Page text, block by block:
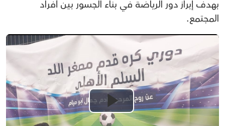
بهدف إبراز دور الرياضة في بناء الجسور بين أفراد
المجتمع.
Play